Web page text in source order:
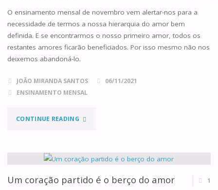
OUTROS"
O ensinamento mensal de novembro vem alertar-nos para a
necessidade de termos a nossa hierarquia do amor bem
definida. E se encontrarmos o nosso primeiro amor, todos os
restantes amores ficarão beneficiados. Por isso mesmo não nos
deixemos abandoná-lo.
JOÃO MIRANDA SANTOS
06/11/2021
ENSINAMENTO MENSAL
CONTINUE READING"O
AMOR"
Um coração partido é o berço do amor 1